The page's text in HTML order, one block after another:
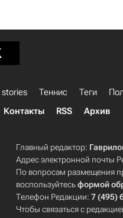
Теннис Теги
Контакты RSS Архив
Главный редактор:
Адрес электронной почты
По вопросам размещения
воспользуйтесьформой
Телефон Редакции:7 (495)
Чтобы связаться с